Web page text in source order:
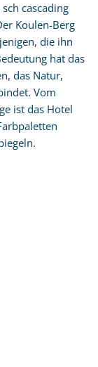
cascading
Koulen-Berg
die ihn
hat das
das Natur,
Vom
ist das Hotel